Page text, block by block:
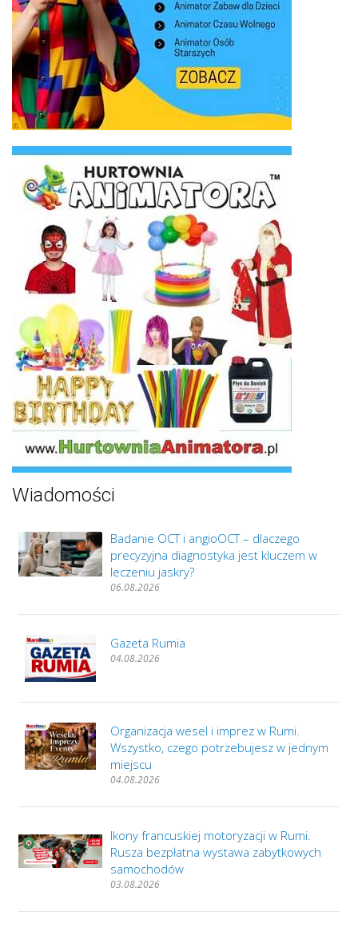
Wiadomości
Badanie OCT i angioOCT – dlaczego
precyzyjna diagnostyka jest kluczem w
leczeniu jaskry?
06.08.2026
Gazeta Rumia
04.08.2026
Organizacja wesel i imprez w Rumi.
Wszystko, czego potrzebujesz w jednym
miejscu
04.08.2026
Ikony francuskiej motoryzacji w Rumi.
Rusza bezpłatna wystawa zabytkowych
samochodów
03.08.2026